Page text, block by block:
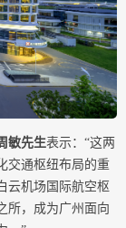
敏先生表示：“这两
交通枢纽布局的重
云机场国际航空枢
所，成为广州面向